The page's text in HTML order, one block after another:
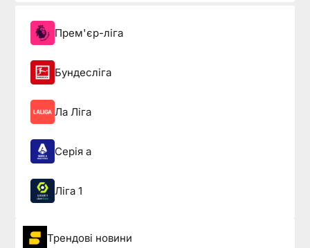
Прем'єр-ліга
Бундесліга
Ла Ліга
Серія а
Ліга 1
Трендові новини